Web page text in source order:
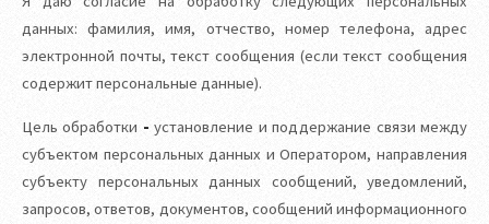
данных: фамилия, имя, отчество, номер телефона, адрес
электронной почты, текст сообщения (если текст сообщения
содержит персональные данные).
Цель обработки -установление и поддержание связи между
субъектом персональных данных и Оператором, направления
субъекту персональных данных сообщений, уведомлений,
запросов, ответов, документов, сообщений информационного